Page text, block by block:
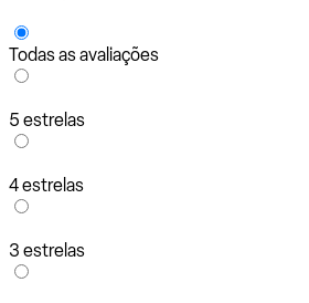
Todas as avaliações
5 estrelas
4 estrelas
3 estrelas